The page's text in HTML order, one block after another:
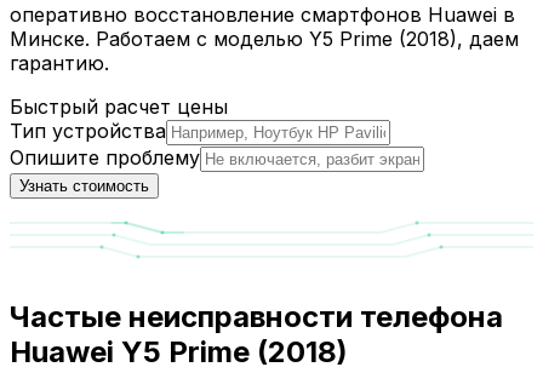
оперативно восстановление смартфонов Huawei в
Минске. Работаем с моделью Y5 Prime (2018), даем
гарантию.
Быстрый расчет цены
Тип устройства
Опишите проблему
Узнать стоимость
Частые неисправности телефона
Huawei Y5 Prime (2018)